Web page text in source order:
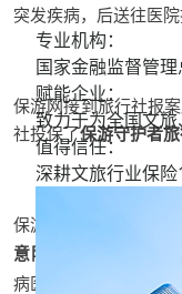
专业机构：
国家金融监督管
赋能企业：
致力于为全国文旅
值得信任：
深耕文旅行业保
突发疾病，后送往医院
保游网接到旅行社报
社投保了保游守护者
保游网持续关注事故
意险于6月份理赔
病医疗费用265.01元。